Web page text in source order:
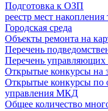
Подготовка к ОЗП
реестр мест накопления
Городская среда
Объекты ремонта на
Перечень
Перечень
Открытые конкурсы на
Открытые конкурсы по
управления МКД
Общее количество